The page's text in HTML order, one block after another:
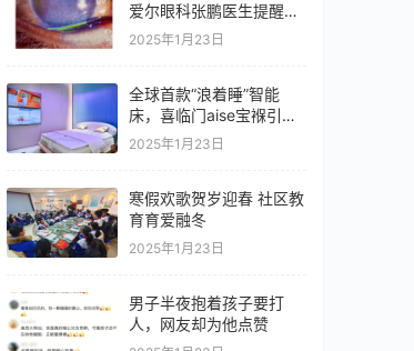
爱尔眼科张鹏医生提醒：
紫外线灯使用需谨慎
2025年1月23日
全球首款“浪着睡”智能
床，喜临门aise宝褓引领
睡眠革命
2025年1月23日
寒假欢歌贺岁迎春 社区教
育育爱融冬
2025年1月23日
男子半夜抱着孩子要打
人，网友却为他点赞